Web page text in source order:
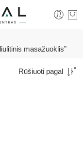
masažuoklis”
Rūšiuoti pagal